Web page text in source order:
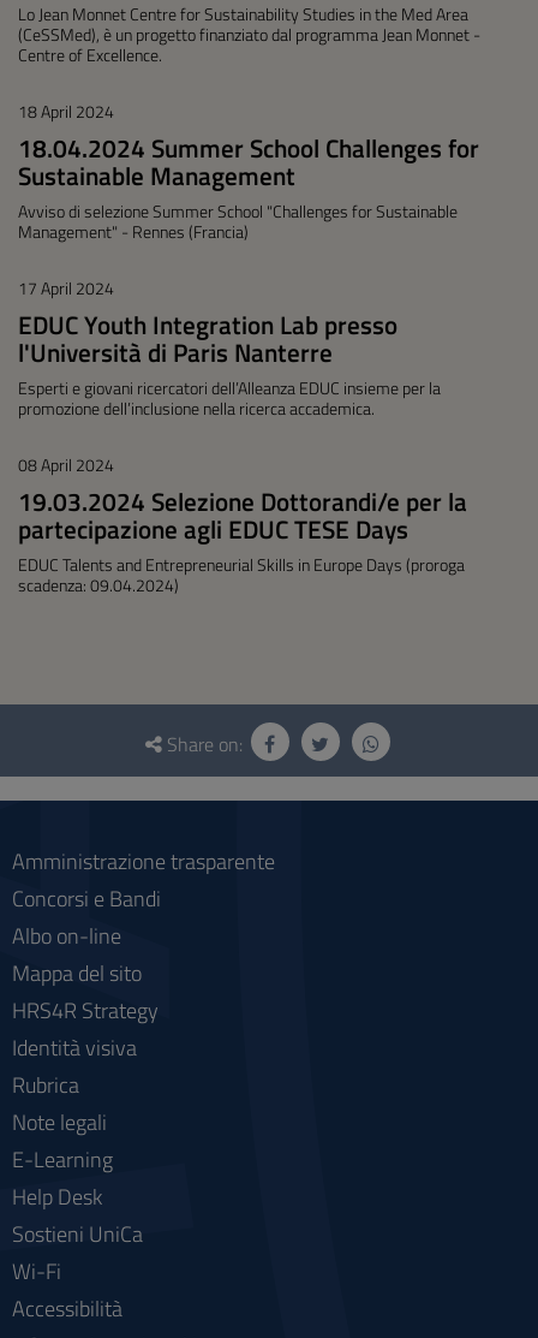
Lo Jean Monnet Centre for Sustainability Studies in the Med Area
(CeSSMed), è un progetto finanziato dal programma Jean Monnet -
Centre of Excellence.
18 April 2024
18.04.2024 Summer School Challenges for
Sustainable Management
Avviso di selezione Summer School "Challenges for Sustainable
Management" - Rennes (Francia)
17 April 2024
EDUC Youth Integration Lab presso
l'Università di Paris Nanterre
Esperti e giovani ricercatori dell’Alleanza EDUC insieme per la
promozione dell’inclusione nella ricerca accademica.
08 April 2024
19.03.2024 Selezione Dottorandi/e per la
partecipazione agli EDUC TESE Days
EDUC Talents and Entrepreneurial Skills in Europe Days (proroga
scadenza: 09.04.2024)
Questionnaire
social
Share on:
Amministrazione trasparente
Concorsi e Bandi
Albo on-line
Mappa del sito
HRS4R Strategy
Identità visiva
Rubrica
Note legali
E-Learning
Help Desk
Sostieni UniCa
Wi-Fi
Accessibilità